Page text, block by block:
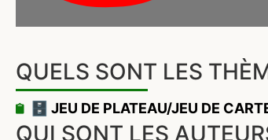
QUELS SONT LES
🗄️ JEU DE PLATEAU/JEU DE
QUI SONT LES